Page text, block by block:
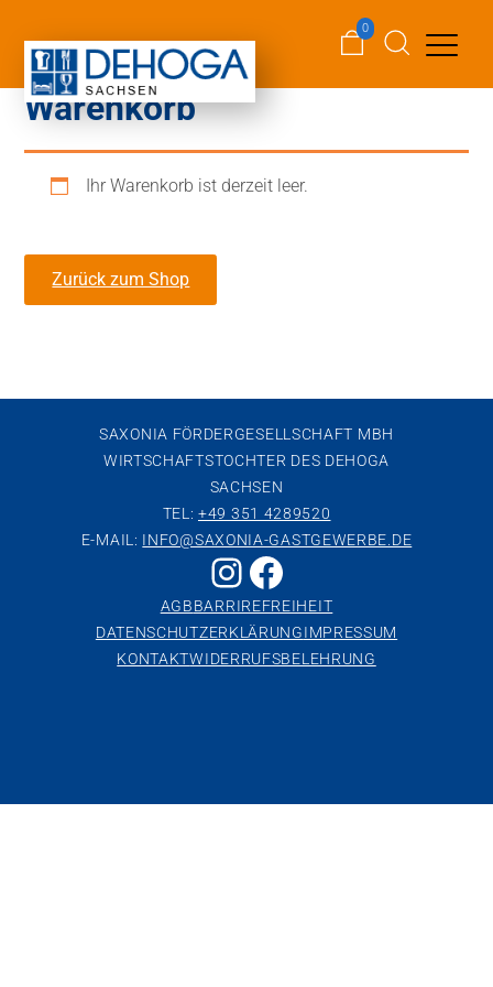
0
Warenkorb
Ihr Warenkorb ist derzeit leer.
Zurück zum Shop
SAXONIA FÖRDERGESELLSCHAFT MBH
WIRTSCHAFTSTOCHTER DES DEHOGA
SACHSEN
TEL: +49 351 4289520
E-MAIL: INFO@SAXONIA-GASTGEWERBE.DE
Instagram
Facebook
AGBBARRIREFREIHEIT
DATENSCHUTZERKLÄRUNGIMPRESSUM
KONTAKTWIDERRUFSBELEHRUNG